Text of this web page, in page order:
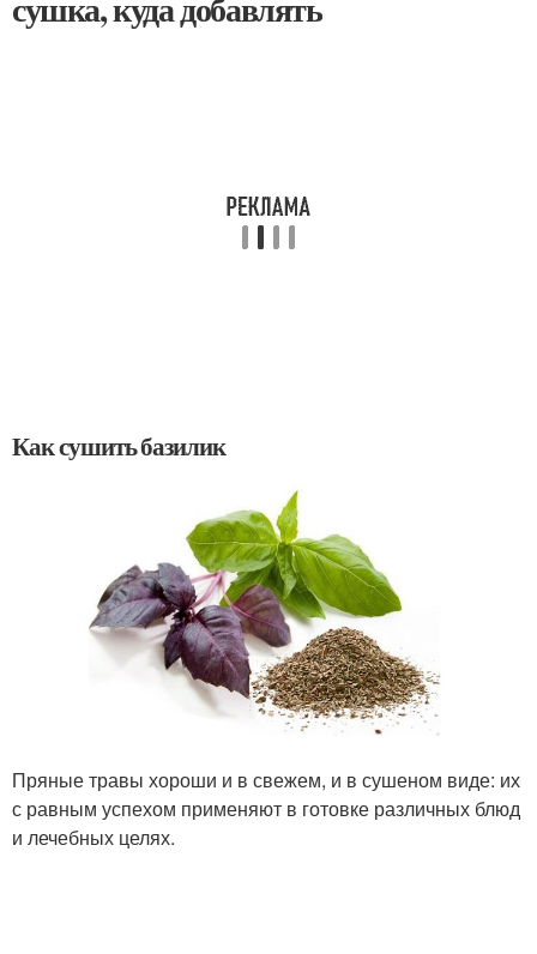
Как сушить базилик
Пряные травы хороши и в свежем, и в сушеном виде: их
с равным успехом применяют в готовке различных блюд
и лечебных целях.